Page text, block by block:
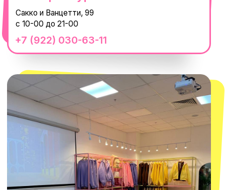
+7 (932) 602-41-15
ТРК «Европолис Ростокино»
ул. Проспект Мира, 211 к2
Нажимая "Подписаться", вы соглашаетесь с
Политикой обработки
Согласием на рассылку электронных
ПОДПИСАТЬСЯ
СЕКРЕТНЫЕ ПРОМОКОДЫ, ПРИГЛАШЕНИЯ
НА МЕРОПРИЯТИЯ И АНОНСЫ НОВИНОК
РАНЬШЕ ВСЕХ
@MACROCOSM_STORE